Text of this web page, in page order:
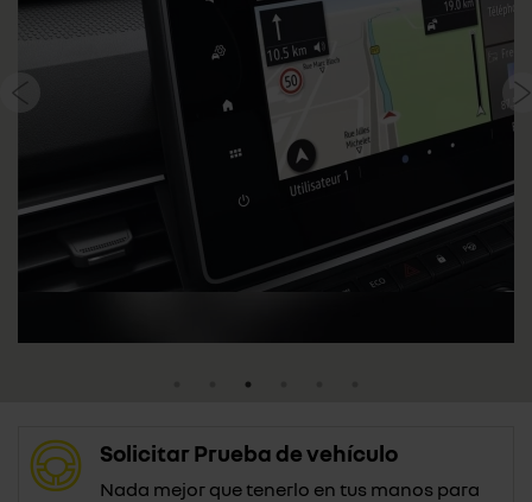
Solicitar Prueba de vehículo
Nada mejor que tenerlo en tus manos para